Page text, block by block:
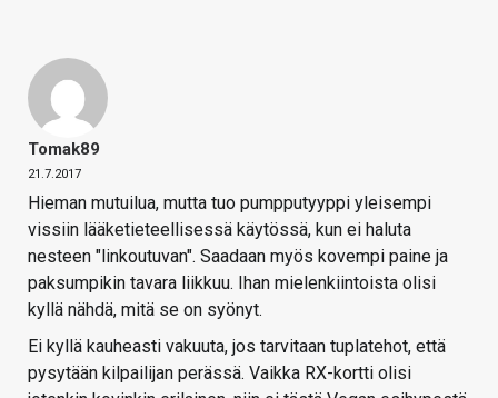
Tomak89
21.7.2017
Hieman mutuilua, mutta tuo pumpputyyppi yleisempi
vissiin lääketieteellisessä käytössä, kun ei haluta
nesteen "linkoutuvan". Saadaan myös kovempi paine ja
paksumpikin tavara liikkuu. Ihan mielenkiintoista olisi
kyllä nähdä, mitä se on syönyt.
Ei kyllä kauheasti vakuuta, jos tarvitaan tuplatehot, että
pysytään kilpailijan perässä. Vaikka RX-kortti olisi